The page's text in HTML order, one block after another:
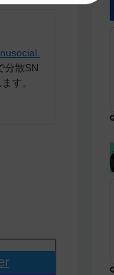
分散SN
す。